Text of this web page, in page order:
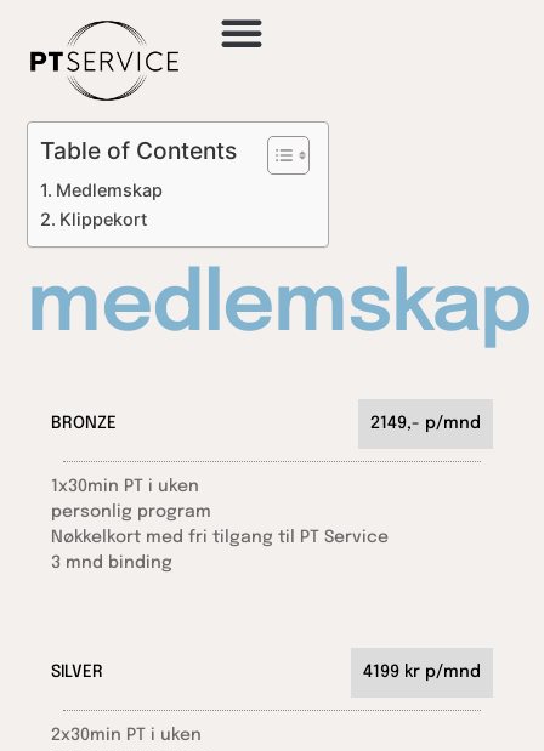
Table of Contents
Medlemskap
Klippekort
medlemskap
BRONZE 2149,- p/mnd
1x30min PT i uken
personlig program
Nøkkelkort med fri tilgang til PT Service
3 mnd binding
SILVER 4199 kr p/mnd
2x30min PT i uken